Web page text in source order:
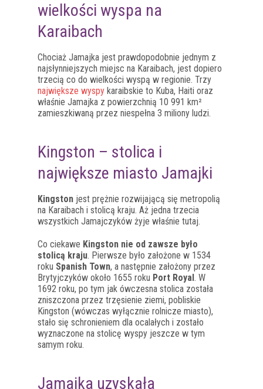
wielkości wyspa na
Karaibach
Chociaż Jamajka jest prawdopodobnie jednym z
najsłynniejszych miejsc na Karaibach, jest dopiero
trzecią co do wielkości wyspą w regionie. Trzy
największe wyspy karaibskie to Kuba, Haiti oraz
właśnie Jamajka z powierzchnią 10 991 km²
zamieszkiwaną przez niespełna 3 miliony ludzi.
Kingston – stolica i
największe miasto Jamajki
Kingston jest prężnie rozwijającą się metropolią
na Karaibach i stolicą kraju. Aż jedna trzecia
wszystkich Jamajczyków żyje właśnie tutaj.
Co ciekawe Kingston nie od zawsze było
stolicą kraju. Pierwsze było założone w 1534
roku Spanish Town, a następnie założony przez
Brytyjczyków około 1655 roku Port Royal . W
1692 roku, po tym jak ówczesna stolica została
zniszczona przez trzęsienie ziemi, pobliskie
Kingston (wówczas wyłącznie rolnicze miasto),
stało się schronieniem dla ocalałych i zostało
wyznaczone na stolicę wyspy jeszcze w tym
samym roku.
Jamajka uzyskała